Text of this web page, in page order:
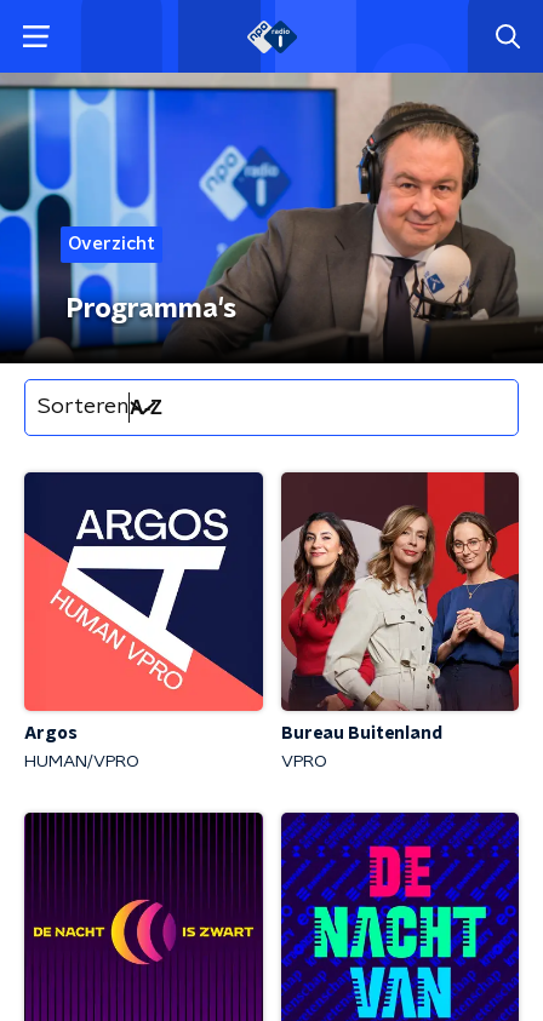
Overzicht
Programma's
Sorteren
Argos
HUMAN/VPRO
Bureau Buitenland
VPRO